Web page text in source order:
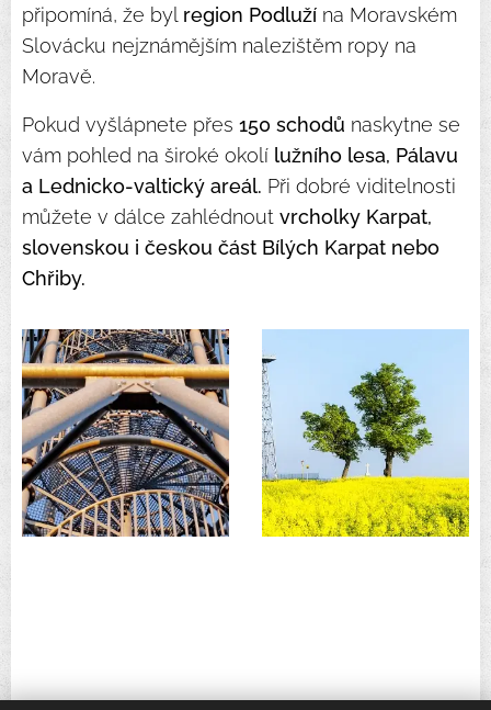
připomíná, že byl region Podluží na Moravském
Slovácku nejznámějším nalezištěm ropy na
Moravě.
Pokud vyšlápnete přes 150 schodů naskytne se
vám pohled na široké okolí lužního lesa, Pálavu
a Lednicko-valtický areál. Při dobré viditelnosti
můžete v dálce zahlédnout vrcholky Karpat,
slovenskou i českou část Bílých Karpat nebo
Chřiby.